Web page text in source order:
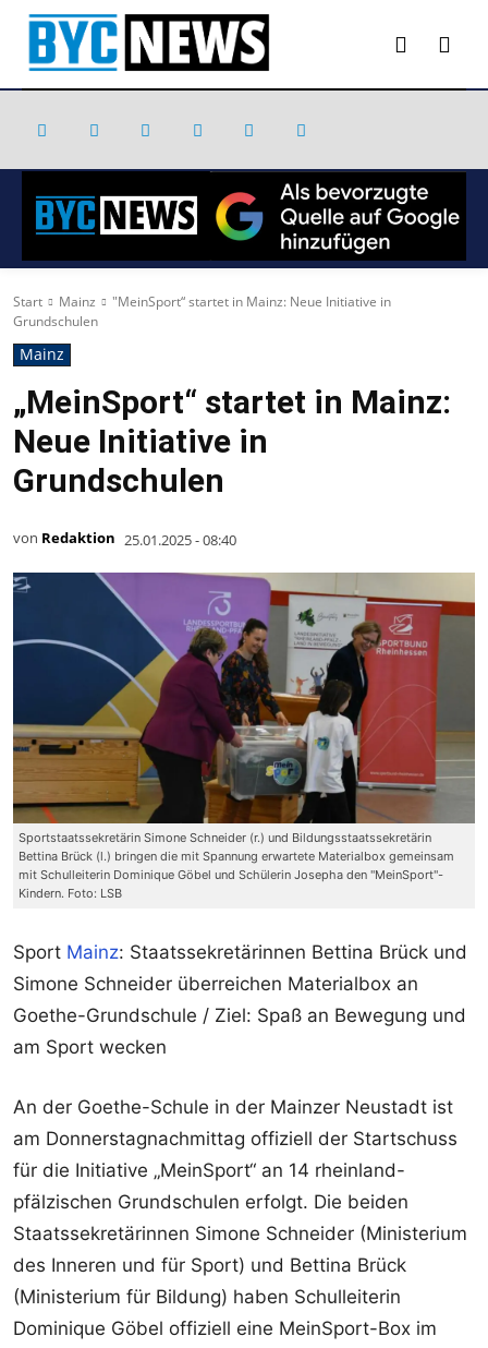
Start Mainz
"MeinSport“ startet in Mainz: Neue Initiative in
Grundschulen
Mainz
„MeinSport“ startet in Mainz:
Neue Initiative in
Grundschulen
von Redaktion 25.01.2025 - 08:40
Sportstaatssekretärin Simone Schneider (r.) und Bildungsstaatssekretärin
Bettina Brück (l.) bringen die mit Spannung erwartete Materialbox gemeinsam
mit Schulleiterin Dominique Göbel und Schülerin Josepha den "MeinSport"-
Kindern. Foto: LSB
Sport Mainz: Staatssekretärinnen Bettina Brück und
Simone Schneider überreichen Materialbox an
Goethe-Grundschule / Ziel: Spaß an Bewegung und
am Sport wecken
An der Goethe-Schule in der Mainzer Neustadt ist
am Donnerstagnachmittag offiziell der Startschuss
für die Initiative „MeinSport“ an 14 rheinland-
pfälzischen Grundschulen erfolgt. Die beiden
Staatssekretärinnen Simone Schneider (Ministerium
des Inneren und für Sport) und Bettina Brück
(Ministerium für Bildung) haben Schulleiterin
Dominique Göbel offiziell eine MeinSport-Box im